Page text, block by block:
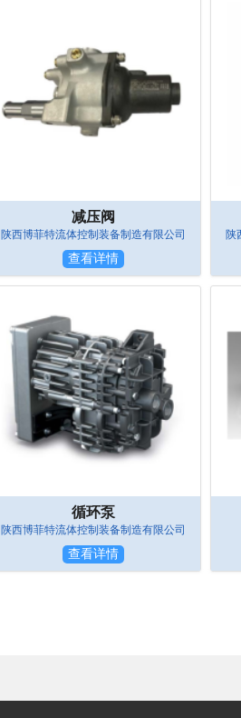
减压阀
陕西博菲特流体控制装备制造有限公司
查看详情
陕
循环泵
陕西博菲特流体控制装备制造有限公司
查看详情